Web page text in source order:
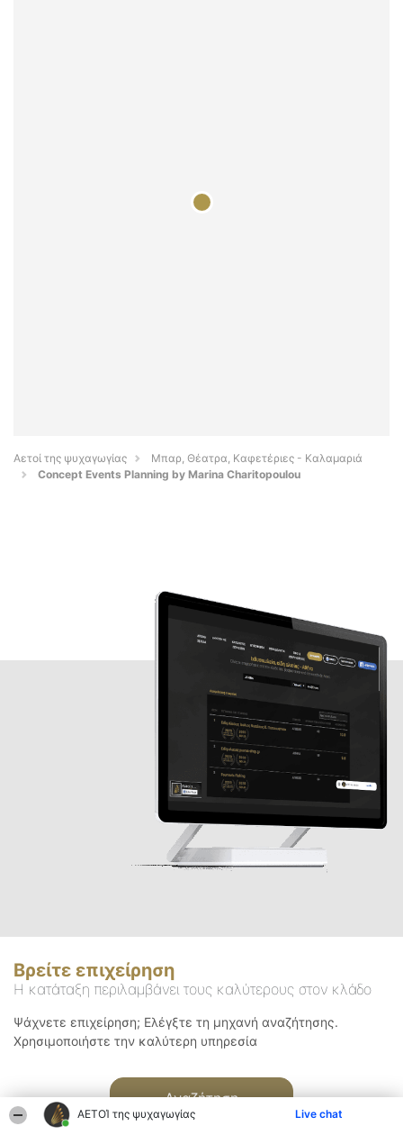
ΑΕΤΟΊ της ψυχαγωγίας Live chat
Αετοί της ψυχαγωγίας
Μπαρ, Θέατρα, Καφετέριες - Καλαμαριά
Concept Events Planning by Marina Charitopoulou
Βρείτε επιχείρηση
Η κατάταξη περιλαμβάνει τους καλύτερους στον κλάδο
Ψάχνετε επιχείρηση; Ελέγξτε τη μηχανή αναζήτησης.
Χρησιμοποιήστε την καλύτερη υπηρεσία
Αναζήτηση